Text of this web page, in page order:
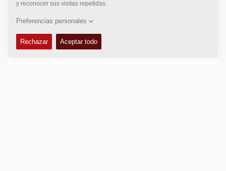
LOG IN OR REGISTER TO ACCESS THE ADVANCED
COMPARISON TOOL